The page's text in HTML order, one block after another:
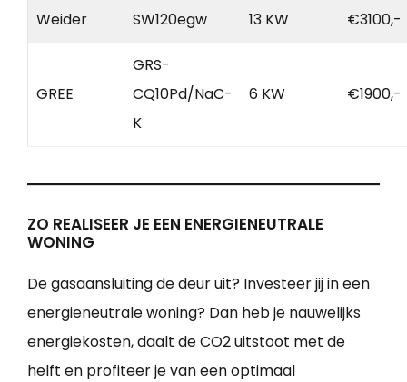
Weider SW120egw 13 KW €3100,-
GREE
GRS-
CQ10Pd/NaC-
K
6 KW €1900,-
ZO REALISEER JE EEN ENERGIENEUTRALE
WONING
De gasaansluiting de deur uit? Investeer jij in een
energieneutrale woning? Dan heb je nauwelijks
energiekosten, daalt de CO2 uitstoot met de
helft en profiteer je van een optimaal